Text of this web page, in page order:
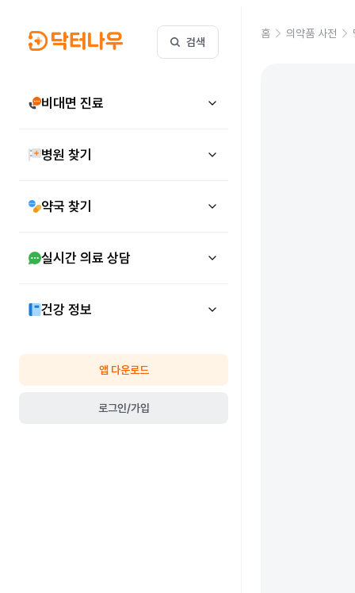
검색
비대면 진료
병원 찾기
약국 찾기
실시간 의료 상담
건강 정보
앱 다운로드
로그인/가입
홈 의약품 사전